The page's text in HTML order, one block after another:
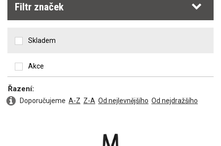
Filtr značek
Skladem
Řazení:
Doporučujeme A-Z Z-A Od nejlevnějšího Od nejdražšího
Akce